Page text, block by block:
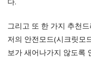
그리고 또 한 가지 추천
저의 안전모드(시크릿모
보가 새어나가지 않도록